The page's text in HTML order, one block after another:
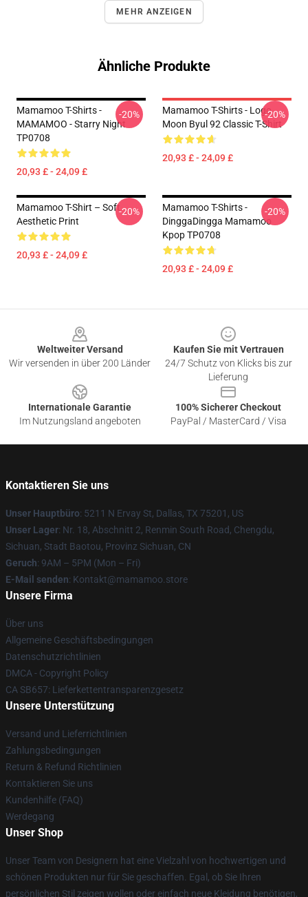
MEHR ANZEIGEN
Ähnliche Produkte
Mamamoo T-Shirts -
MAMAMOO - Starry Night
TP0708
20,93 £ - 24,09 £
-20%
Mamamoo T-Shirts - Logo
Moon Byul 92 Classic T-Shirt
20,93 £ - 24,09 £
-20%
Mamamoo T-Shirt – Soft
Aesthetic Print
20,93 £ - 24,09 £
-20%
Mamamoo T-Shirts -
DinggaDingga Mamamoo
Kpop TP0708
20,93 £ - 24,09 £
-20%
Weltweiter Versand
Wir versenden in über 200 Länder
Kaufen Sie mit Vertrauen
24/7 Schutz von Klicks bis zur
Lieferung
Internationale Garantie
Im Nutzungsland angeboten
100% Sicherer Checkout
PayPal / MasterCard / Visa
Kontaktieren Sie uns
Unser Hauptbüro: 5211 N Ervay St, Dallas, TX 75201, US
Unser Lager: Nr. 18, Abschnitt 2, Renmin South Road, Chengdu,
Sichuan, Stadt Baotou, Provinz Sichuan, CN
Geruch: 9AM – 5PM (Mon – Fri)
E-Mail senden: Kontakt@mamamoo.store
Unsere Firma
Über uns
Allgemeine Geschäftsbedingungen
Datenschutzrichtlinien
DMCA - Copyright Policy
CA SB657: Lieferkettentransparenzgesetz
Unsere Unterstützung
Versand und Lieferrichtlinien
Zahlungsbedingungen
Return & Refund Richtlinien
Kontaktieren Sie uns
Kundenhilfe (FAQ)
Werdegang
Unser Shop
Unser Team von Designern hat eine Vielzahl von hochwertigen und
schönen Produkten nur für Sie geschaffen. Egal, ob Sie Ihren
persönlichen Stil zeigen wollen oder einfach neue Kleidung benötigen,